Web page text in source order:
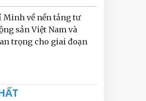
Minh về nền tảng tư
sản Việt Nam và
trọng cho giai đoạn